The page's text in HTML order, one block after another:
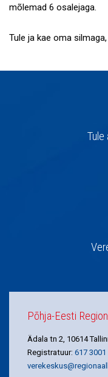
mõlemad 6 osalejaga.
Tule ja kae oma
navigatsioon
Tule
Põhja-Eesti
Ädala tn 2, 10614
Registratuur: 617 3001